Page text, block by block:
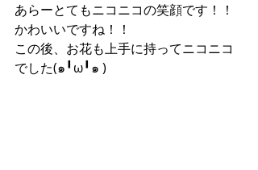
あらーとてもニコニコの笑顔です！！
かわいいですね！！
この後、お花も上手に持ってニコニコ
でした(๑╹ω╹๑ )